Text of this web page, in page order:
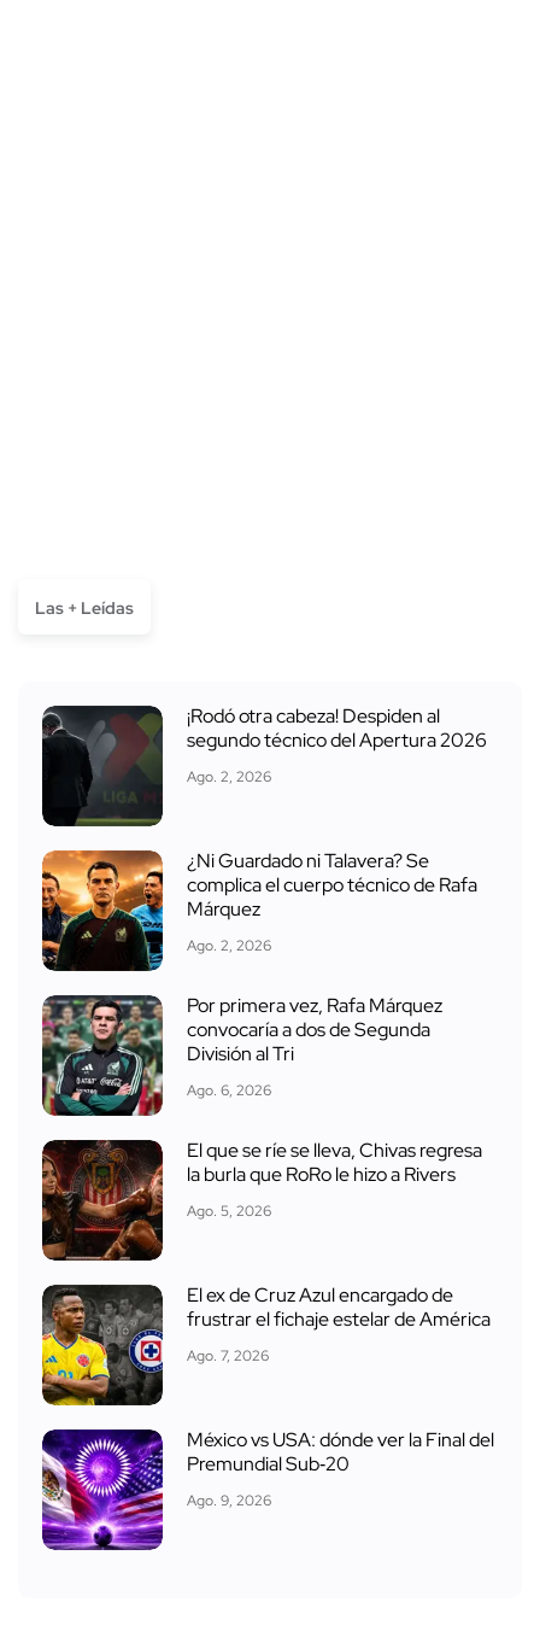
Las + Leídas
¡Rodó otra cabeza! Despiden al
segundo técnico del Apertura 2026
Ago. 2, 2026
¿Ni Guardado ni Talavera? Se
complica el cuerpo técnico de Rafa
Márquez
Ago. 2, 2026
Por primera vez, Rafa Márquez
convocaría a dos de Segunda
División al Tri
Ago. 6, 2026
El que se ríe se lleva, Chivas regresa
la burla que RoRo le hizo a Rivers
Ago. 5, 2026
El ex de Cruz Azul encargado de
frustrar el fichaje estelar de América
Ago. 7, 2026
México vs USA: dónde ver la Final del
Premundial Sub‑20
Ago. 9, 2026